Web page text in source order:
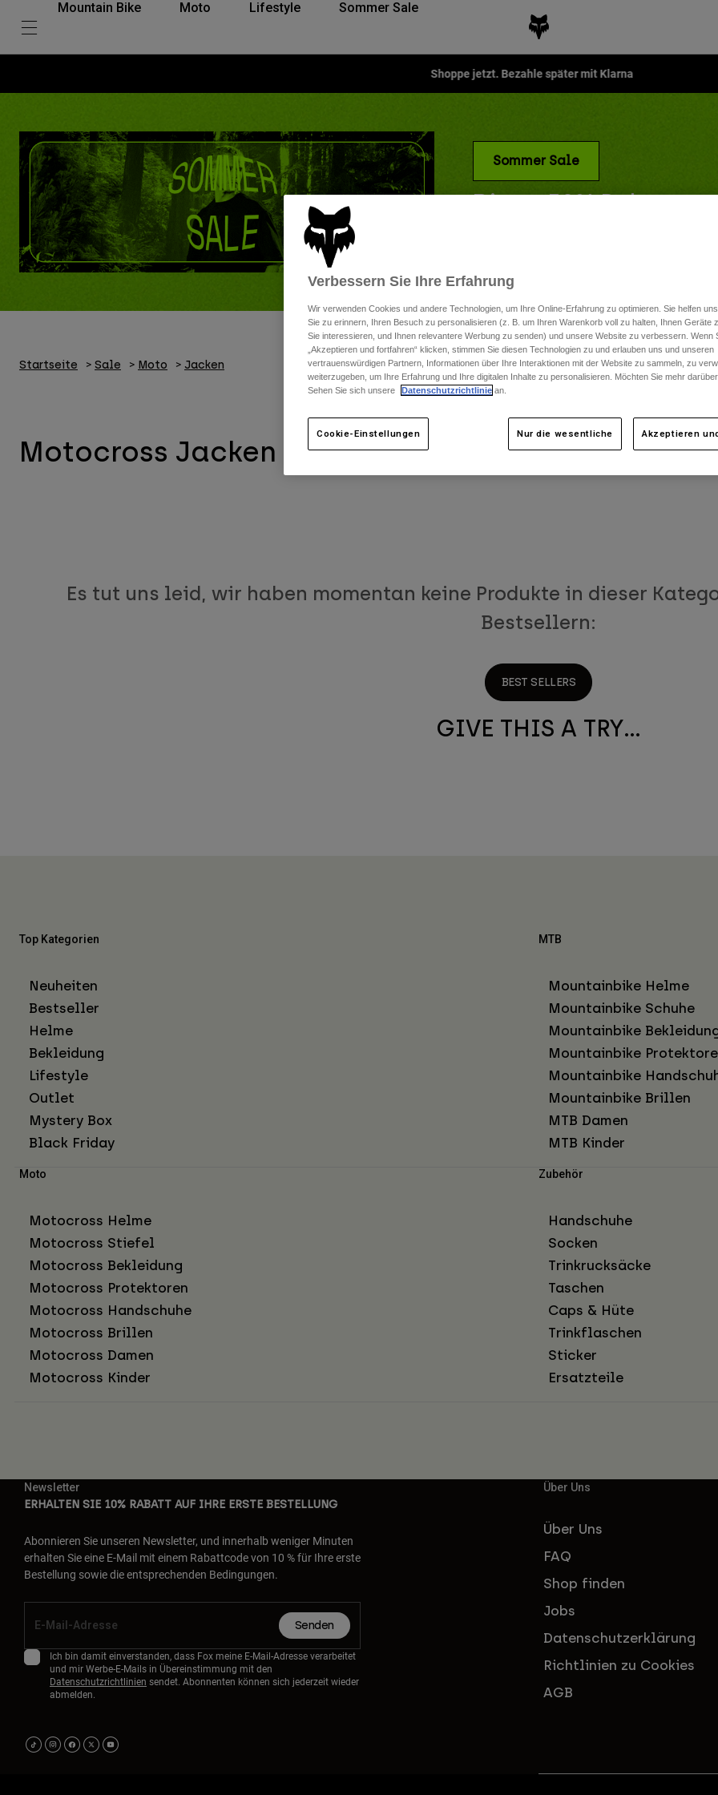
Mountain Bike Moto Lifestyle Sommer Sale
Shoppe jetzt. Bezahle später mit Klarna
Sommer Sale
Bis zu 50% Rabatt
Machen Sie sich bereit, der Hitze mit Stil zu
Startseite Sale Moto Jacken
Motocross Jacken Sale - Outlet
Es tut uns leid, wir haben momentan keine Produkte in dieser
Bestsellern:
BEST SELLERS
GIVE THIS A TRY...
Top Kategorien
Neuheiten
Bestseller
Helme
Bekleidung
Lifestyle
Outlet
Mystery Box
Black Friday
MTB
Mountainbike Helme
Mountainbike Schuhe
Mountainbike
Mountainbike
Mountainbike
Mountainbike Brillen
MTB Damen
MTB Kinder
Moto
Motocross Helme
Motocross Stiefel
Motocross Bekleidung
Motocross Protektoren
Motocross Handschuhe
Motocross Brillen
Motocross Damen
Motocross Kinder
Zubehör
Handschuhe
Socken
Trinkrucksäcke
Taschen
Caps & Hüte
Trinkflaschen
Sticker
Ersatzteile
Newsletter
ERHALTEN SIE 10% RABATT AUF IHRE ERSTE BESTELLUNG
Abonnieren Sie unseren Newsletter, und innerhalb weniger Minuten
erhalten Sie eine E-Mail mit einem Rabattcode von 10 % für Ihre erste
Bestellung sowie die entsprechenden Bedingungen.
Senden
Ich bin damit einverstanden, dass Fox meine E-Mail-Adresse verarbeitet
und mir Werbe-E-Mails in Übereinstimmung mit den
Datenschutzrichtlinien sendet. Abonnenten können sich jederzeit wieder
abmelden.
Über Uns
Über Uns
FAQ
Shop finden
Jobs
Datenschutzerklärung
Richtlinien zu Cookies
AGB
Verbessern Sie Ihre Erfahrung
Wir verwenden Cookies und andere Technologien, um Ihre Online-Erfahrung zu optimieren. Sie helfen
Sie zu erinnern, Ihren Besuch zu personalisieren (z. B. um Ihren Warenkorb voll zu halten, Ihnen Geräte
Sie interessieren, und Ihnen relevantere Werbung zu senden) und unsere Website zu verbessern. Wenn
„Akzeptieren und fortfahren“ klicken, stimmen Sie diesen Technologien zu und erlauben uns und unseren
vertrauenswürdigen Partnern, Informationen über Ihre Interaktionen mit der Website zu sammeln, zu
weiterzugeben, um Ihre Erfahrung und Ihre digitalen Inhalte zu personalisieren. Möchten Sie mehr
Sehen Sie sich unsere
Datenschutzrichtlinie an.
Cookie-Einstellungen Nur die wesentliche Akzeptieren